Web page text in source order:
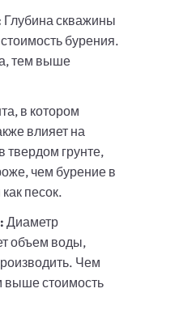
Глубина скважины
бурения.
тем выше
в котором
влияет на
твердом грунте,
чем бурение в
песок.
Диаметр
объем воды,
Чем
выше стоимость